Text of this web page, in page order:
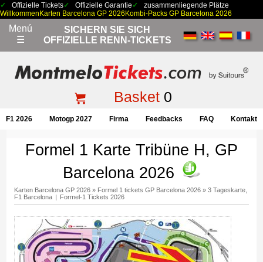
Offizielle Tickets Offizielle Garantie
zusammenliegende Plätze
Willkommen Karten Barcelona GP 2026 Kombi-Packs GP Barcelona 2026
Menú
☰
SICHERN SIE SICH
OFFIZIELLE RENN-TICKETS
Basket0
F1 2026 Motogp 2027 Firma Feedbacks FAQ Kontakt
Formel 1 Karte Tribüne H, GP
Barcelona 2026
Karten Barcelona GP 2026» Formel 1 tickets GP Barcelona 2026» 3 Tageskarte,
F1 Barcelona | Formel-1 Tickets 2026